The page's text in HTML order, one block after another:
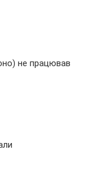
не працював